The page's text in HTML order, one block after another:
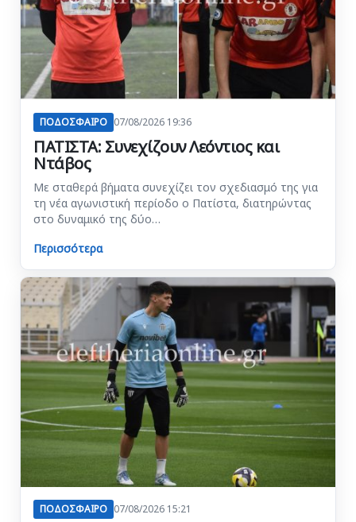
ΠΟΔΟΣΦΑΙΡΟ 07/08/2026 19:36
ΠΑΤΙΣΤΑ: Συνεχίζουν Λεόντιος και
Ντάβος
Με σταθερά βήματα συνεχίζει τον σχεδιασμό της για
τη νέα αγωνιστική περίοδο ο Πατίστα, διατηρώντας
στο δυναμικό της δύο…
Περισσότερα
ΠΟΔΟΣΦΑΙΡΟ 07/08/2026 15:21